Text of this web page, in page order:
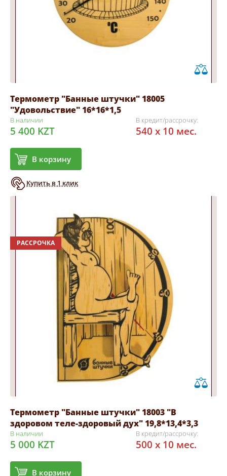
Термометр "Банные штучки" 18005
"Удовольствие" 16*16*1,5
В наличии
5 400 KZT
В корзину
Купить в 1 клик
В кредит/рассрочку:
540 x 10 мес.
РАССРОЧКА
Термометр "Банные штучки" 18003 "В
здоровом теле-здоровый дух" 19,8*13,4*3,3
В наличии
5 000 KZT
В корзину
В кредит/рассрочку:
500 x 10 мес.